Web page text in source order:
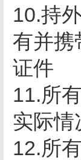
10.持
有并携
证件
11.所
实际情
12.所